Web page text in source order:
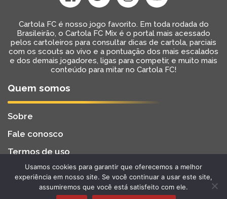
Cartola FC é nosso jogo favorito. Em toda rodada do
Brasileirão, o Cartola FC Mix é o portal mais acessado
pelos cartoleiros para consultar dicas de cartola, parciais
com os scouts ao vivo e a pontuação dos mais escalados
e dos demais jogadores, ligas para competir, e muito mais
conteúdo para mitar no Cartola FC!
Quem somos
Sobre
Fale conosco
Termos de uso
2022 - Todos os Direitos Reservados
Desenvolvido por BW2 Tecnologia
Usamos cookies para garantir que oferecemos a melhor
experiência em nosso site. Se você continuar a usar este site,
assumiremos que você está satisfeito com ele.